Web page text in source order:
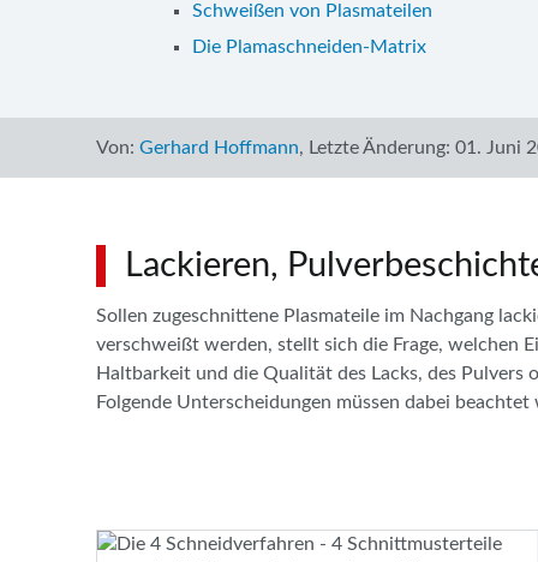
Schweißen von Plasmateilen
Die Plamaschneiden-Matrix
Von: Gerhard Hoffmann, Letzte Änderung: 01. Juni
Lackieren,
Sollen zugeschnittene Plasmateile im Nachgang
verschweißt werden, stellt sich die Frage, welchen
Haltbarkeit und die Qualität des Lacks, des Pulvers
Folgende Unterscheidungen müssen dabei beachtet